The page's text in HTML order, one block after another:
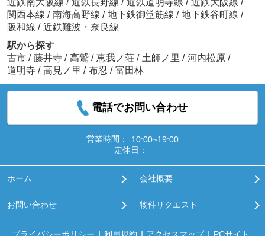
近鉄南大阪線 / 近鉄長野線 / 近鉄道明寺線 / 近鉄大阪線 /
関西本線 / 南海高野線 / 地下鉄御堂筋線 / 地下鉄谷町線 /
阪和線 / 近鉄難波・奈良線
駅から探す
古市 / 藤井寺 / 高鷲 / 恵我ノ荘 / 土師ノ里 / 河内松原 /
道明寺 / 高見ノ里 / 布忍 / 富田林
電話でお問い合わせ
営業時間：
10:00~19:00
定休日：
ホーム 会社概要
お問い合わせ 物件リクエスト